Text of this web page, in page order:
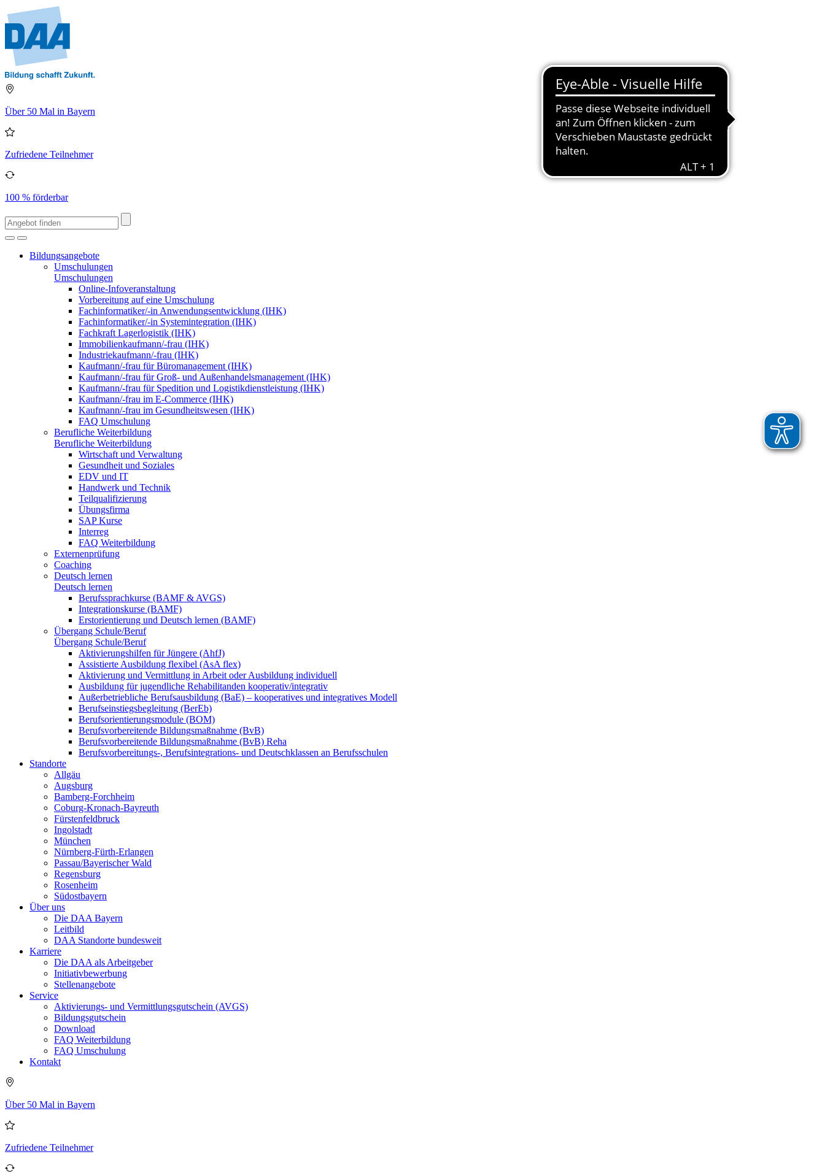
Über 50 Mal in Bayern
Zufriedene Teilnehmer
100 % förderbar
Bildungsangebote
Umschulungen
Umschulungen
Online-Infoveranstaltung
Vorbereitung auf eine Umschulung
Fachinformatiker/-in Anwendungsentwicklung (IHK)
Fachinformatiker/-in Systemintegration (IHK)
Fachkraft Lagerlogistik (IHK)
Immobilienkaufmann/-frau (IHK)
Industriekaufmann/-frau (IHK)
Kaufmann/-frau für Büromanagement (IHK)
Kaufmann/-frau für Groß- und Außenhandelsmanagement (IHK)
Kaufmann/-frau für Spedition und Logistikdienstleistung (IHK)
Kaufmann/-frau im E-Commerce (IHK)
Kaufmann/-frau im Gesundheitswesen (IHK)
FAQ Umschulung
Berufliche Weiterbildung
Berufliche Weiterbildung
Wirtschaft und Verwaltung
Gesundheit und Soziales
EDV und IT
Handwerk und Technik
Teilqualifizierung
Übungsfirma
SAP Kurse
Interreg
FAQ Weiterbildung
Externenprüfung
Coaching
Deutsch lernen
Deutsch lernen
Berufssprachkurse (BAMF & AVGS)
Integrationskurse (BAMF)
Erstorientierung und Deutsch lernen (BAMF)
Übergang Schule/Beruf
Übergang Schule/Beruf
Aktivierungshilfen für Jüngere (AhfJ)
Assistierte Ausbildung flexibel (AsA flex)
Aktivierung und Vermittlung in Arbeit oder Ausbildung individuell
Ausbildung für jugendliche Rehabilitanden kooperativ/integrativ
Außerbetriebliche Berufsausbildung (BaE) – kooperatives und integratives Modell
Berufseinstiegsbegleitung (BerEb)
Berufsorientierungsmodule (BOM)
Berufsvorbereitende Bildungsmaßnahme (BvB)
Berufsvorbereitende Bildungsmaßnahme (BvB) Reha
Berufsvorbereitungs-, Berufsintegrations- und Deutschklassen an Berufsschulen
Standorte
Allgäu
Augsburg
Bamberg-Forchheim
Coburg-Kronach-Bayreuth
Fürstenfeldbruck
Ingolstadt
München
Nürnberg-Fürth-Erlangen
Passau/Bayerischer Wald
Regensburg
Rosenheim
Südostbayern
Über uns
Die DAA Bayern
Leitbild
DAA Standorte bundesweit
Karriere
Die DAA als Arbeitgeber
Initiativbewerbung
Stellenangebote
Service
Aktivierungs- und Vermittlungsgutschein (AVGS)
Bildungsgutschein
Download
FAQ Weiterbildung
FAQ Umschulung
Kontakt
Über 50 Mal in Bayern
Zufriedene Teilnehmer